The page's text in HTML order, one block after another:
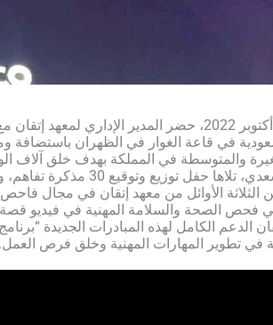
والمتوسطة في المملكة بهدف خلق آلاف
الفنية السيد أحمد
الثلاثة الأوائل من معهد إتقان في مجال
فحص الصحة والسلامة المهنية في فيديو
في تطوير المهارات المهنية وخلق فرص العمل.